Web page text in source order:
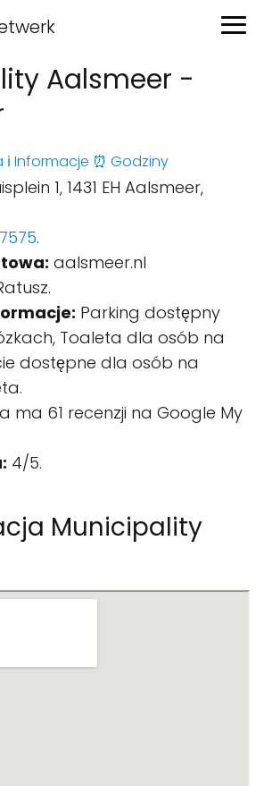
Aalsmeer -
ℹ️ Informacje ⏰ Godziny
1, 1431 EH Aalsmeer,
.
aalsmeer.nl
Parking dostępny
Toaleta dla osób na
dostępne dla osób na
ma 61 recenzji na Google My
4/5.
Municipality